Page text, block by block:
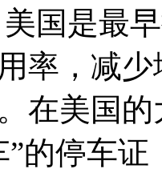
是最早
率，减
在美国
的停车